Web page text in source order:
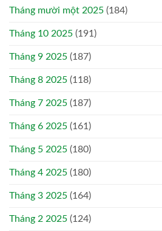
Tháng mười một 2025 (184)
Tháng 10 2025 (191)
Tháng 9 2025 (187)
Tháng 8 2025 (118)
Tháng 7 2025 (187)
Tháng 6 2025 (161)
Tháng 5 2025 (180)
Tháng 4 2025 (180)
Tháng 3 2025 (164)
Tháng 2 2025 (124)